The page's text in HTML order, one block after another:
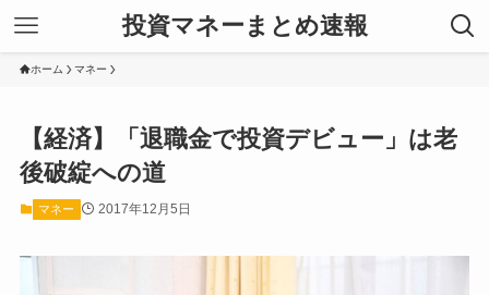
投資マネーまとめ速報
ホーム マネー
【経済】「退職金で投資デビュー」は老
後破綻への道
マネー 2017年12月5日